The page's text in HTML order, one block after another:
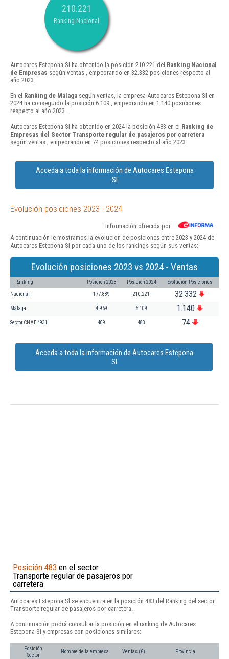
210.221
Ranking Nacional
Autocares Estepona Sl ha obtenido la posición 210.221 del Ranking Nacional
de Empresas según ventas , empeorando en 32.332 posiciones respecto al
año 2023.
En el Ranking de Málaga según ventas, la empresa Autocares Estepona Sl en
2024 ha conseguido la posición 6.109 , empeorando en 1.140 posiciones
respecto al año 2023.
Autocares Estepona Sl ha obtenido en 2024 la posición 483 en el Ranking de
Empresas del Sector Transporte regular de pasajeros por carretera
según ventas , empeorando en 74 posiciones respecto al año 2023.
Acceda a toda la información de Autocares Estepona
Sl
Evolución posiciones 2023 - 2024
Información ofrecida por
A continuación le mostramos la evolución de posiciones entre 2023 y 2024 de
Autocares Estepona Sl por cada uno de los rankings según sus ventas:
Evolución posiciones 2023 vs 2024 - Ventas
Ranking Posición 2023 Posición 2024 Evolución Posiciones
Nacional 177.889 210.221 32.332
Málaga 4.969 6.109 1.140
Sector CNAE 4931 409 483 74
Acceda a toda la información de Autocares Estepona
Sl
Posición 483 en el sector
Transporte regular de pasajeros por
carretera
Autocares Estepona Sl se encuentra en la posición 483 del Ranking del sector
Transporte regular de pasajeros por carretera.
A continuación podrá consultar la posición en el ranking de Autocares
Estepona Sl y empresas con posiciones similares:
Posición
Sector
Nombre de la empresa Ventas (€) Provincia